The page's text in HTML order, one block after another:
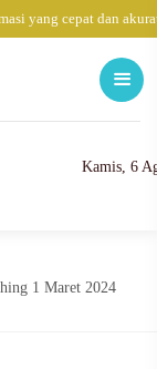
yang cepat dan
Kamis, 6
1 Maret 2024